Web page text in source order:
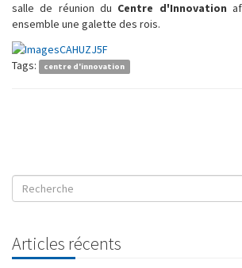
salle de réunion du Centre d'Innovation
ensemble une galette des rois.
Tags: centre d'innovation
Articles récents